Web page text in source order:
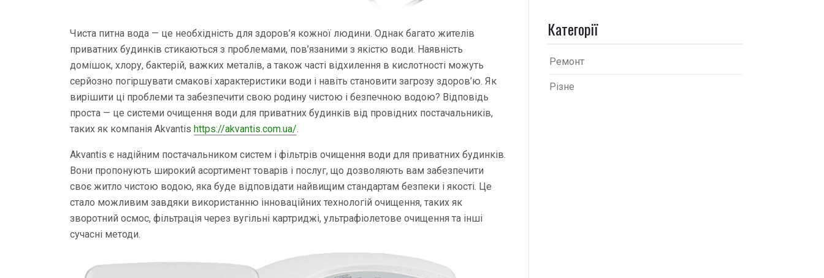
Чиста питна вода — це необхідність для здоров’я кожної людини. Однак багато жителів
приватних будинків стикаються з проблемами, пов’язаними з якістю води. Наявність
домішок, хлору, бактерій, важких металів, а також часті відхилення в кислотності можуть
серйозно погіршувати смакові характеристики води і навіть становити загрозу здоров’ю. Як
вирішити ці проблеми та забезпечити свою родину чистою і безпечною водою? Відповідь
проста — це системи очищення води для приватних будинків від провідних постачальників,
таких як компанія Akvantis https://akvantis.com.ua/.
Akvantis є надійним постачальником систем і фільтрів очищення води для приватних будинків.
Вони пропонують широкий асортимент товарів і послуг, що дозволяють вам забезпечити
своє житло чистою водою, яка буде відповідати найвищим стандартам безпеки і якості. Це
стало можливим завдяки використанню інноваційних технологій очищення, таких як
зворотний осмос, фільтрація через вугільні картриджі, ультрафіолетове очищення та інші
сучасні методи.
Категорії
Ремонт
Різне